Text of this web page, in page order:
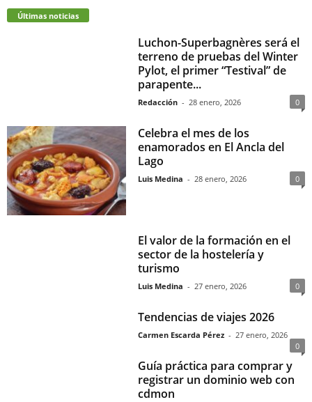
Últimas noticias
Luchon-Superbagnères será el
terreno de pruebas del Winter
Pylot, el primer “Testival” de
parapente...
Redacción - 28 enero, 2026 0
Celebra el mes de los
enamorados en El Ancla del
Lago
Luis Medina - 28 enero, 2026 0
El valor de la formación en el
sector de la hostelería y
turismo
Luis Medina - 27 enero, 2026 0
Tendencias de viajes 2026
Carmen Escarda Pérez - 27 enero, 2026
0
Guía práctica para comprar y
registrar un dominio web con
cdmon